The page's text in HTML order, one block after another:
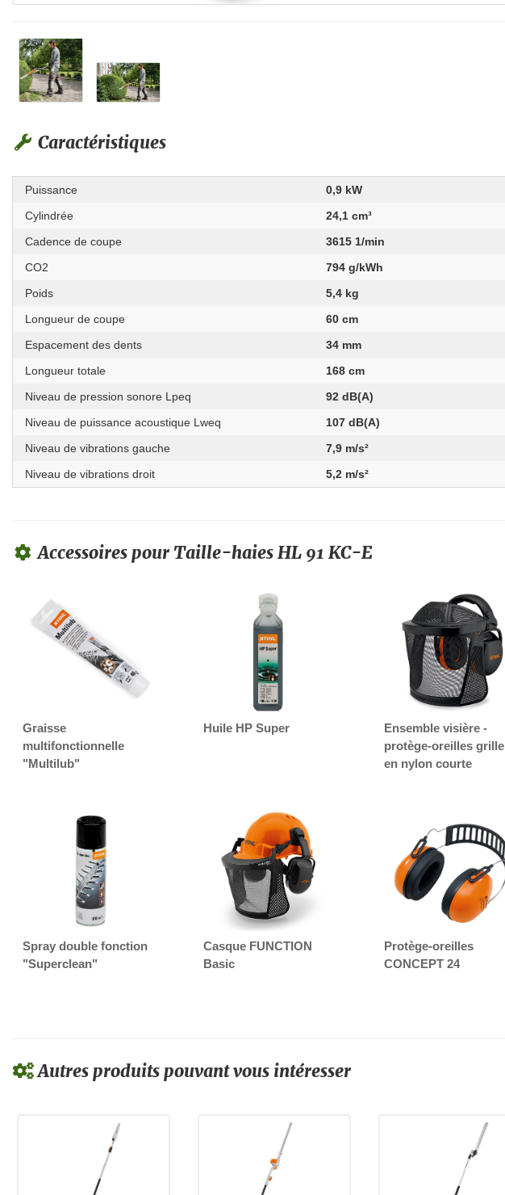
Caractéristiques
Puissance
0,9 kW
Cylindrée
24,1 cm³
Cadence de coupe
3615 1/min
CO2
794 g/kWh
Poids
5,4 kg
Longueur de coupe
60 cm
Espacement des dents
34 mm
Longueur totale
168 cm
Niveau de pression sonore Lpeq
92 dB(A)
Niveau de puissance acoustique Lweq
107 dB(A)
Niveau de vibrations gauche
7,9 m/s²
Niveau de vibrations droit
5,2 m/s²
Accessoires pour Taille-haies HL 91 KC-E
Graisse
multifonctionnelle
"Multilub"
Huile HP Super
Ensemble visière -
protège-oreilles grille
en nylon courte
Spray double fonction
"Superclean"
Casque FUNCTION
Basic
Protège-oreilles
CONCEPT 24
Autres produits pouvant vous intéresser